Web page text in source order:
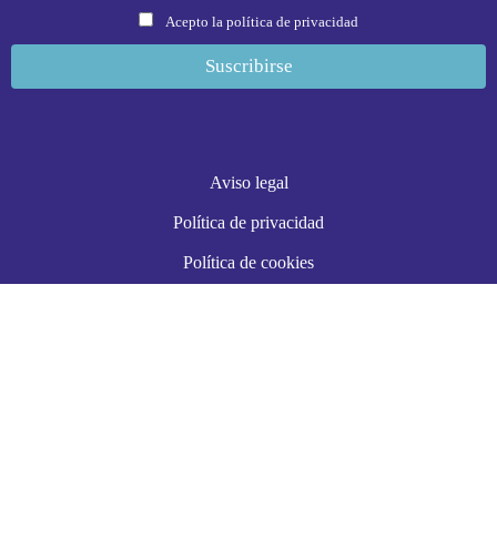
Acepto la política de privacidad
Aviso legal
Política de privacidad
Política de cookies